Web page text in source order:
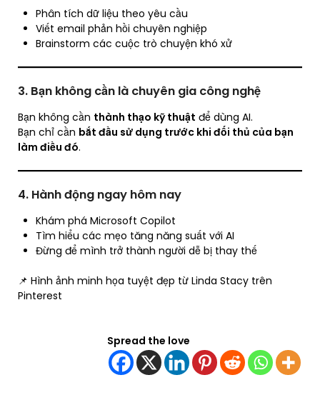
Phân tích dữ liệu theo yêu cầu
Viết email phản hồi chuyên nghiệp
Brainstorm các cuộc trò chuyện khó xử
3. Bạn không cần là chuyên gia công nghệ
Bạn không cần thành thạo kỹ thuật để dùng AI.
Bạn chỉ cần bắt đầu sử dụng trước khi đối thủ của bạn
làm điều đó.
4. Hành động ngay hôm nay
Khám phá Microsoft Copilot
Tìm hiểu các mẹo tăng năng suất với AI
Đừng để mình trở thành người dễ bị thay thế
📌 Hình ảnh minh họa tuyệt đẹp từ Linda Stacy trên
Pinterest
Spread the love